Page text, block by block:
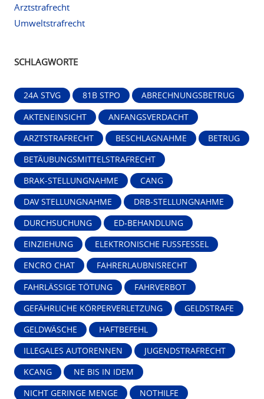
Arztstrafrecht
Umweltstrafrecht
SCHLAGWORTE
24A STVG 81B STPO ABRECHNUNGSBETRUG
AKTENEINSICHT ANFANGSVERDACHT
ARZTSTRAFRECHT BESCHLAGNAHME BETRUG
BETÄUBUNGSMITTELSTRAFRECHT
BRAK-STELLUNGNAHME CANG
DAV STELLUNGNAHME DRB-STELLUNGNAHME
DURCHSUCHUNG ED-BEHANDLUNG
EINZIEHUNG ELEKTRONISCHE FUSSFESSEL
ENCRO CHAT FAHRERLAUBNISRECHT
FAHRLÄSSIGE TÖTUNG FAHRVERBOT
GEFÄHRLICHE KÖRPERVERLETZUNG GELDSTRAFE
GELDWÄSCHE HAFTBEFEHL
ILLEGALES AUTORENNEN JUGENDSTRAFRECHT
KCANG NE BIS IN IDEM
NICHT GERINGE MENGE NOTHILFE